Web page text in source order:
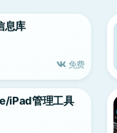
息库
免费
iPad管理工具